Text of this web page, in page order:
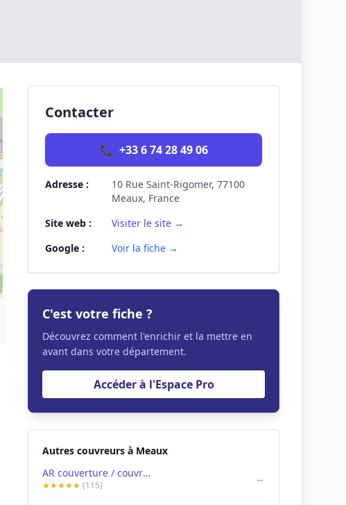
Contacter
📞 +33 6 74 28 49 06
Adresse :
10 Rue Saint-Rigomer, 77100
Meaux, France
Site web :
Visiter le site →
Google :
Voir la fiche →
C'est votre fiche ?
Découvrez comment l'enrichir et la mettre en
avant dans votre département.
Accéder à l'Espace Pro
Autres couvreurs à Meaux
AR couverture / couvreur 77 / toiture / Seine et Marne
★★★★★(115)
→